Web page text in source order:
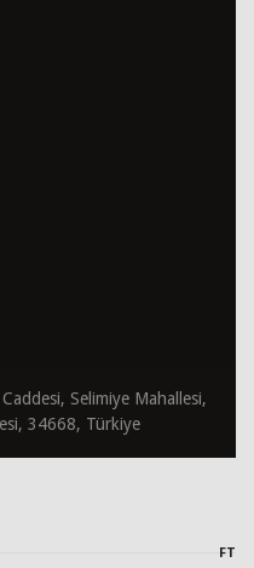
Selimiye Mahallesi,
34668, Türkiye
FT